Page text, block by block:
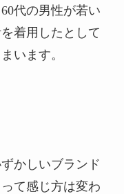
代の男性が若い
着用したとして
います。
かしいブランド
て感じ方は変わ